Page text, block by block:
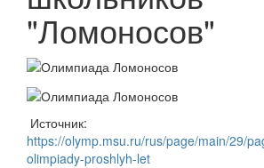
"Ломоносов"
Источник:
https://olymp.msu.ru/rus/page/main/29/
olimpiady-proshlyh-let